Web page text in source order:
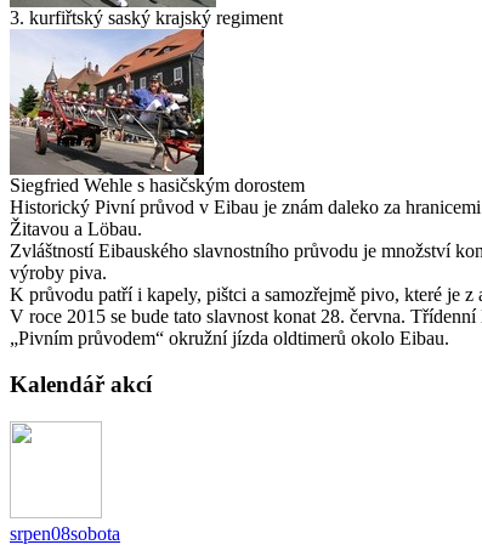
3. kurfiřtský saský krajský regiment
Siegfried Wehle s hasičským dorostem
Historický Pivní průvod v Eibau je znám daleko za
Žitavou a Löbau.
Zvláštností Eibauského slavnostního průvodu je množství
výroby piva.
K průvodu patří i kapely, pištci a samozřejmě pivo, které je
V roce 2015 se bude tato slavnost konat 28. června.
„Pivním průvodem“ okružní jízda oldtimerů okolo Eibau.
Kalendář akcí
srpen08sobota